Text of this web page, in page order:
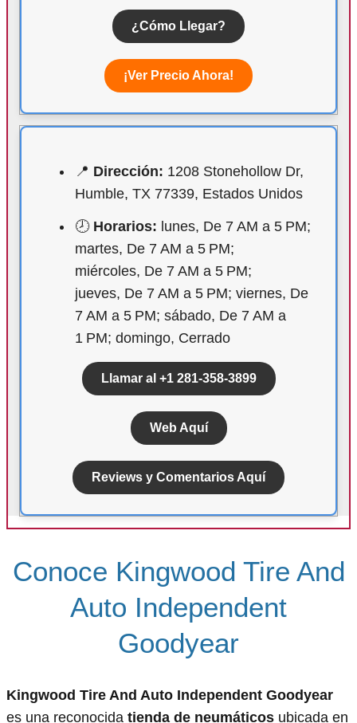
¿Cómo Llegar?
¡Ver Precio Ahora!
📍 Dirección: 1208 Stonehollow Dr,
Humble, TX 77339, Estados Unidos
🕗 Horarios: lunes, De 7 AM a 5 PM;
martes, De 7 AM a 5 PM;
miércoles, De 7 AM a 5 PM;
jueves, De 7 AM a 5 PM; viernes, De
7 AM a 5 PM; sábado, De 7 AM a
1 PM; domingo, Cerrado
Llamar al +1 281-358-3899
Web Aquí
Reviews y Comentarios Aquí
Conoce Kingwood Tire And
Auto Independent
Goodyear
Kingwood Tire And Auto Independent Goodyear
es una reconocida tienda de neumáticos ubicada en